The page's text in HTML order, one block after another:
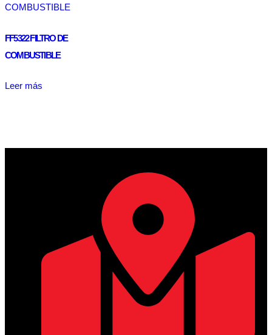
FF5322 FILTRO DE
COMBUSTIBLE
Leer más